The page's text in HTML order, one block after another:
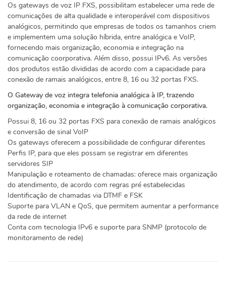
Os gateways de voz IP FXS, possibilitam estabelecer uma rede de
comunicações de alta qualidade e interoperável com dispositivos
analógicos, permitindo que empresas de todos os tamanhos criem
e implementem uma solução híbrida, entre analógica e VoIP,
fornecendo mais organização, economia e integração na
comunicação coorporativa. Além disso, possui IPv6. As versões
dos produtos estão divididas de acordo com a capacidade para
conexão de ramais analógicos, entre 8, 16 ou 32 portas FXS.
O Gateway de voz integra telefonia analógica à IP, trazendo
organização, economia e integração à comunicação corporativa.
Possui 8, 16 ou 32 portas FXS para conexão de ramais analógicos
e conversão de sinal VoIP
Os gateways oferecem a possibilidade de configurar diferentes
Perfis IP, para que eles possam se registrar em diferentes
servidores SIP
Manipulação e roteamento de chamadas: oferece mais organização
do atendimento, de acordo com regras pré estabelecidas
Identificação de chamadas via DTMF e FSK
Suporte para VLAN e QoS, que permitem aumentar a performance
da rede de internet
Conta com tecnologia IPv6 e suporte para SNMP (protocolo de
monitoramento de rede)